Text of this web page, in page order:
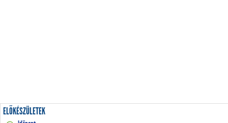
ELŐKÉSZÜLETEK